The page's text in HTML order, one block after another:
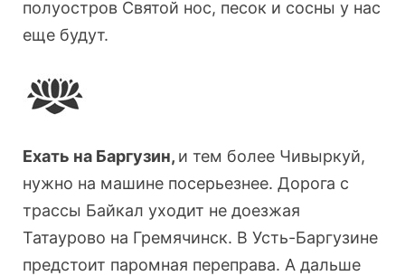
полуостров Святой нос, песок и сосны у нас
еще будут.
Ехать на Баргузин, и тем более Чивыркуй,
нужно на машине посерьезнее. Дорога с
трассы Байкал уходит не доезжая
Татаурово на Гремячинск. В Усть-Баргузине
предстоит паромная переправа. А дальше